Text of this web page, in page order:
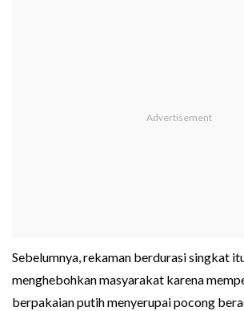
Sebelumnya, rekaman berdurasi singkat
menghebohkan masyarakat karena
berpakaian putih menyerupai pocong